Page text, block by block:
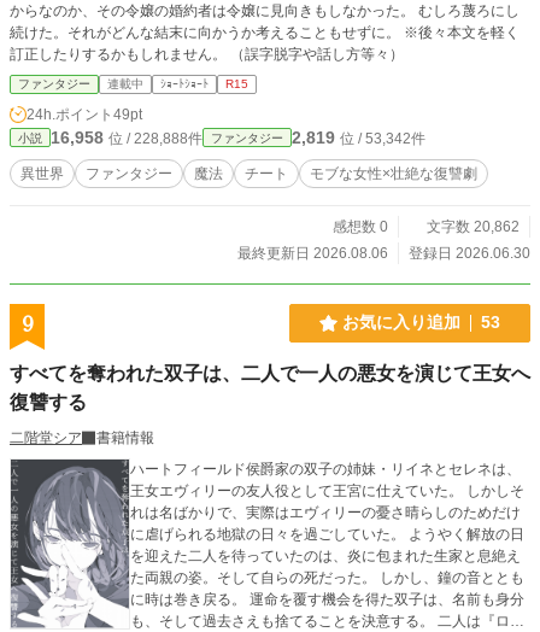
からなのか、その令嬢の婚約者は令嬢に見向きもしなかった。 むしろ蔑ろにし
続けた。それがどんな結末に向かうか考えることもせずに。 ※後々本文を軽く
訂正したりするかもしれません。 （誤字脱字や話し方等々）
ファンタジー 連載中 ｼｮｰﾄｼｮｰﾄ R15
24h.ポイント 49pt
小説 16,958 位 / 228,888件 ファンタジー 2,819 位 / 53,342件
異世界 ファンタジー 魔法 チート モブな女性×壮絶な復讐劇
感想数 0
文字数 20,862
最終更新日 2026.08.06
登録日 2026.06.30
9 お気に入り追加 53
すべてを奪われた双子は、二人で一人の悪女を演じて王女へ
復讐する
二階堂シア
書籍情報
ハートフィールド侯爵家の双子の姉妹・リイネとセレネは、
王女エヴィリーの友人役として王宮に仕えていた。 しかしそ
れは名ばかりで、実際はエヴィリーの憂さ晴らしのためだけ
に虐げられる地獄の日々を過ごしていた。 ようやく解放の日
を迎えた二人を待っていたのは、炎に包まれた生家と息絶え
た両親の姿。そして自らの死だった。 しかし、鐘の音ととも
に時は巻き戻る。 運命を覆す機会を得た双子は、名前も身分
も、そして過去さえも捨てることを決意する。 二人は『ロベ